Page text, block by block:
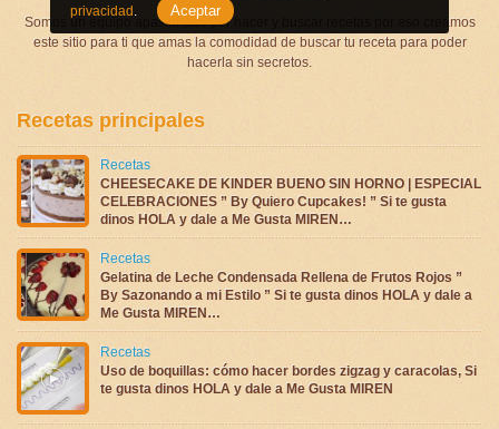
Somos un equipo apasionado por hacer y buscar recetas por eso creamos
este sitio para ti que amas la comodidad de buscar tu receta para poder
hacerla sin secretos.
Recetas principales
Recetas
CHEESECAKE DE KINDER BUENO SIN HORNO | ESPECIAL
CELEBRACIONES ” By Quiero Cupcakes! ” Si te gusta
dinos HOLA y dale a Me Gusta MIREN…
Recetas
Gelatina de Leche Condensada Rellena de Frutos Rojos ”
By Sazonando a mi Estilo ” Si te gusta dinos HOLA y dale a
Me Gusta MIREN…
Recetas
Uso de boquillas: cómo hacer bordes zigzag y caracolas, Si
te gusta dinos HOLA y dale a Me Gusta MIREN
privacidad
Aceptar